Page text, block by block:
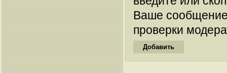
Ваше
проверки